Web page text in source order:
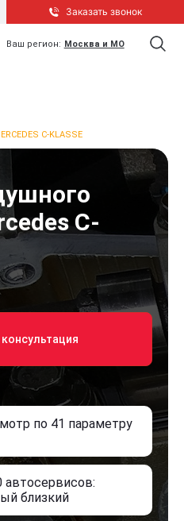
Заказать звонок
Ваш регион: Москва и МО
C-KLASSE
C-
по 41 параметру
автосервисов:
близкий